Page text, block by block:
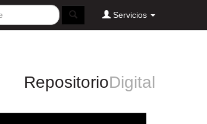
Servicios
RepositorioDigital